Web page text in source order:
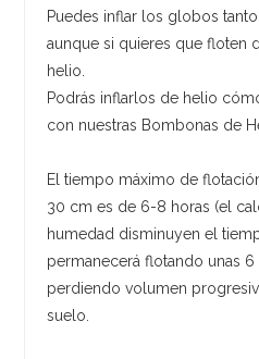
Puedes inflar los globos
aunque si quieres que floten
helio.
Podrás inflarlos de helio
con nuestras Bombonas de
El tiempo máximo de
30 cm es de 6-8 horas (el
humedad disminuyen el
permanecerá flotando unas 6
perdiendo volumen
suelo.